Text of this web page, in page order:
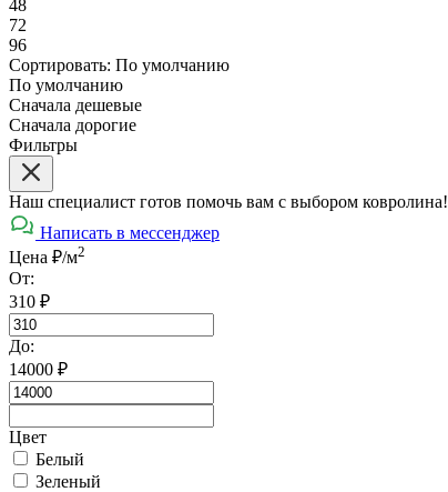
48
72
96
Сортировать: По умолчанию
По умолчанию
Сначала дешевые
Сначала дорогие
Фильтры
Наш специалист готов помочь вам с выбором ковролина!
Написать в мессенджер
Цена ₽/м2
От:
310 ₽
До:
14000 ₽
Цвет
Белый
Зеленый